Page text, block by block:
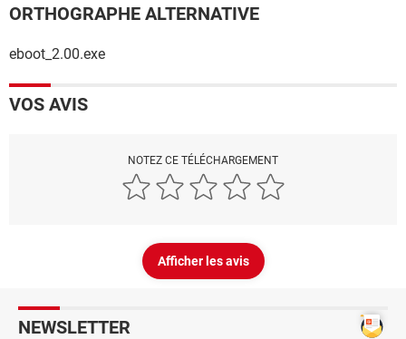
ORTHOGRAPHE ALTERNATIVE
eboot_2.00.exe
VOS AVIS
NOTEZ CE TÉLÉCHARGEMENT
Afficher les avis
NEWSLETTER